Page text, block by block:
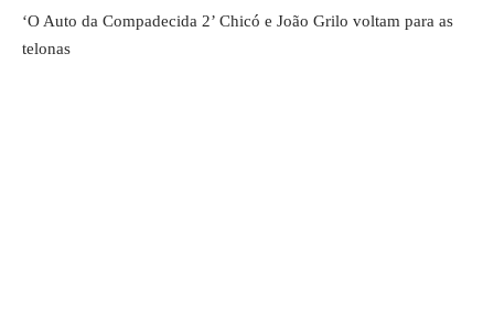
‘O Auto da Compadecida 2’ Chicó e João Grilo voltam para as
telonas